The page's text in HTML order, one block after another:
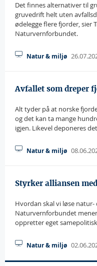
Det finnes alternativer til
gruvedrift helt uten
ødelegge flere fjorder, sier
Naturvernforbundet.
Natur & miljø
Avfallet som dreper
Alt tyder på at norske
og det kan ta mange
igjen. Likevel deponeres
Natur & miljø
Styrker alliansen
Hvordan skal vi løse
Naturvernforbundet
oppretter eget
Natur & miljø